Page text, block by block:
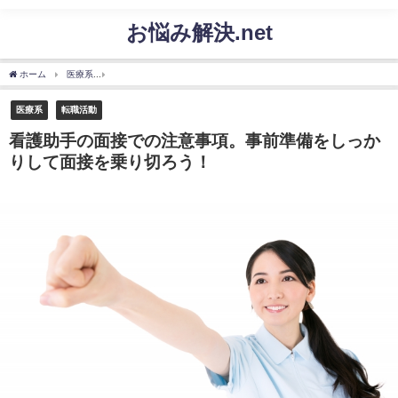
お悩み解決.net
ホーム 医療系
医療系 転職活動
看護助手の面接での注意事項。事前準備をしっか
りして面接を乗り切ろう！